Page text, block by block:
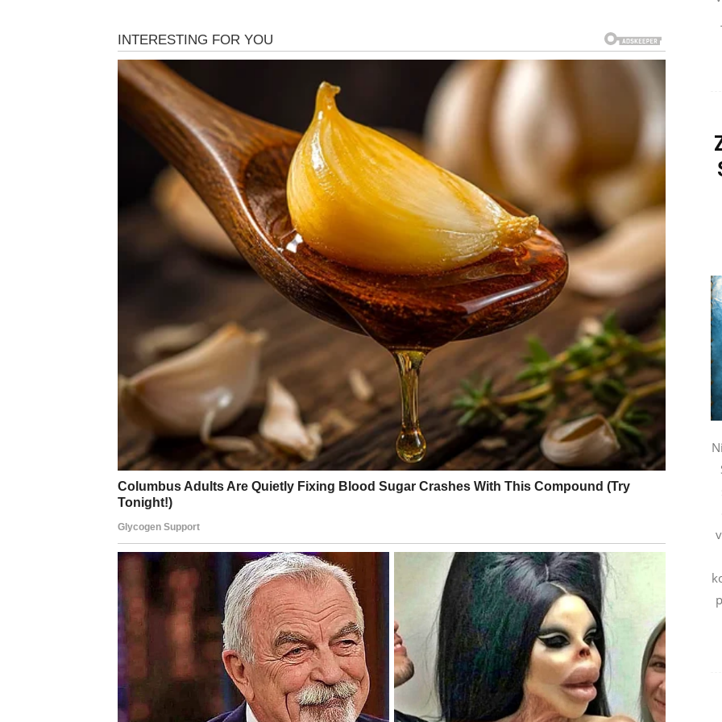
rutine i uradite nešto što vas zaista raduje.
Na ljubavnom planu dolazi mnogo više uzbuđenja nego prethodnih dana. Jedna osoba pokazuje
veliko interesovanje za vas.
Sreća dolazi kroz spontane trenutke
Najljepše stvari ovog vikenda desiće se onda kada ih najmanje planirate.
Subota i nedjelja donose vam osjećaj mira i stabilnosti. Poslije teškog perioda konačno ćete imati
priliku da se opustite i provedete vrijeme sa ljudima koji vam prijaju.
Ljubavni život postaje nježniji i topliji.
Vrijeme za uživanje bez stresa
Mali trenuci tokom vikenda donose vam mnogo više sreće nego što očekujete.
BLIZANCI
Pred vama su veoma zanimljivi dani puni komunikacije, poruka i neočekivanih susreta. Jedna
osoba mogla bi vam potpuno promijeniti raspoloženje.
Ako ste slobodni, moguće je novo poznanstvo koje veoma brzo prerasta u flert.
Vikend pun pozitivne energije
Bićete okruženi ljudima koji vam vraćaju osmijeh na lice.
RAK